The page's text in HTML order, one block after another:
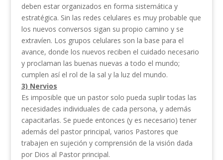
deben estar organizados en forma sistemática y
estratégica. Sin las redes celulares es muy probable que
los nuevos conversos sigan su propio camino y se
extravíen. Los grupos celulares son la base para el
avance, donde los nuevos reciben el cuidado necesario
y proclaman las buenas nuevas a todo el mundo;
cumplen así el rol de la sal y la luz del mundo.
3) Nervios
Es imposible que un pastor solo pueda suplir todas las
necesidades individuales de cada persona, y además
capacitarlas. Se puede entonces (y es necesario) tener
además del pastor principal, varios Pastores que
trabajen en sujeción y comprensión de la visión dada
por Dios al Pastor principal.